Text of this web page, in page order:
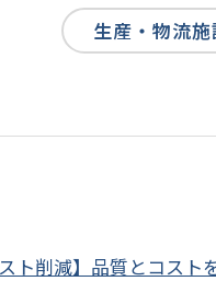
生産・物流
スト削減】品質とコス